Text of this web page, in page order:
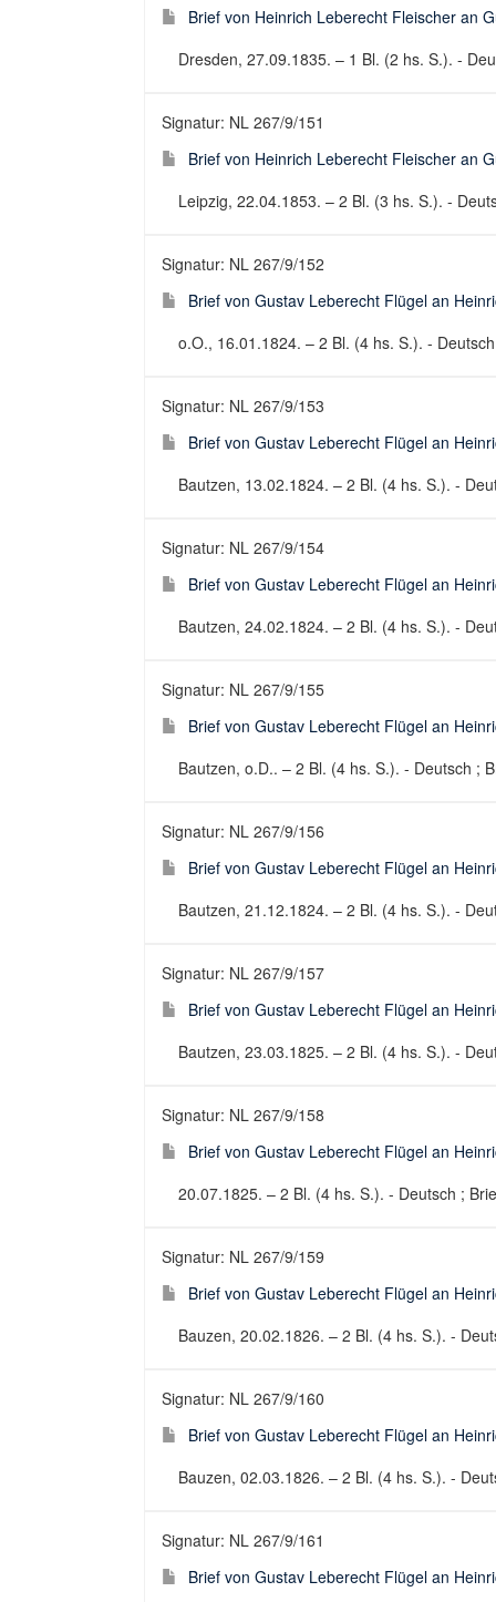
Brief von Heinrich Leberecht Fleischer an
Dresden, 27.09.1835. – 1 Bl. (2 hs. S.). -
Signatur: NL 267/9/151
Brief von Heinrich Leberecht Fleischer an
Leipzig, 22.04.1853. – 2 Bl. (3 hs. S.). -
Signatur: NL 267/9/152
Brief von Gustav Leberecht Flügel an
o.O., 16.01.1824. – 2 Bl. (4 hs. S.). -
Signatur: NL 267/9/153
Brief von Gustav Leberecht Flügel an
Bautzen, 13.02.1824. – 2 Bl. (4 hs. S.). -
Signatur: NL 267/9/154
Brief von Gustav Leberecht Flügel an
Bautzen, 24.02.1824. – 2 Bl. (4 hs. S.). -
Signatur: NL 267/9/155
Brief von Gustav Leberecht Flügel an
Bautzen, o.D.. – 2 Bl. (4 hs. S.). - Deutsch ;
Signatur: NL 267/9/156
Brief von Gustav Leberecht Flügel an
Bautzen, 21.12.1824. – 2 Bl. (4 hs. S.). -
Signatur: NL 267/9/157
Brief von Gustav Leberecht Flügel an
Bautzen, 23.03.1825. – 2 Bl. (4 hs. S.). -
Signatur: NL 267/9/158
Brief von Gustav Leberecht Flügel an
20.07.1825. – 2 Bl. (4 hs. S.). - Deutsch ;
Signatur: NL 267/9/159
Brief von Gustav Leberecht Flügel an
Bauzen, 20.02.1826. – 2 Bl. (4 hs. S.). -
Signatur: NL 267/9/160
Brief von Gustav Leberecht Flügel an
Bauzen, 02.03.1826. – 2 Bl. (4 hs. S.). -
Signatur: NL 267/9/161
Brief von Gustav Leberecht Flügel an